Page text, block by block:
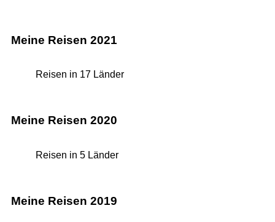
Meine Reisen 2021
Reisen in 17 Länder
Meine Reisen 2020
Reisen in 5 Länder
Meine Reisen 2019